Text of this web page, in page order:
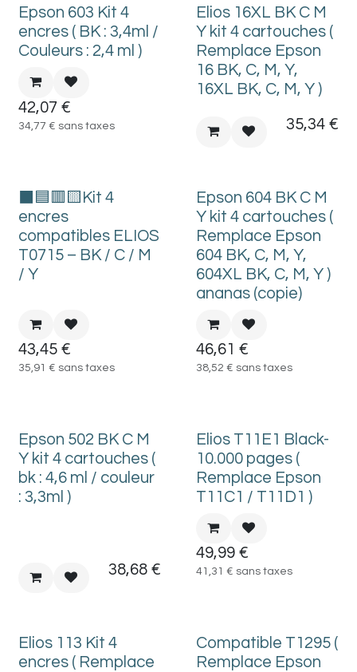
Epson 603 Kit 4
encres ( BK : 3,4ml /
Couleurs : 2,4 ml )
42,07 €
34,77 € sans taxes
Elios 16XL BK C M
Y kit 4 cartouches (
Remplace Epson
16 BK, C, M, Y,
16XL BK, C, M, Y )
35,34€
⬛🟦🟥🟨Kit 4
encres
compatibles ELIOS
T0715 – BK / C / M
/ Y
43,45 €
35,91 € sans taxes
Epson 604 BK C M
Y kit 4 cartouches (
Remplace Epson
604 BK, C, M, Y,
604XL BK, C, M, Y )
ananas (copie)
46,61 €
38,52 € sans taxes
Epson 502 BK C M
Y kit 4 cartouches (
bk : 4,6 ml / couleur
: 3,3ml )
38,68€
Elios T11E1 Black-
10.000 pages (
Remplace Epson
T11C1 / T11D1 )
49,99€
41,31 € sans taxes
Elios 113 Kit 4
encres ( Remplace
Compatible T1295 (
Remplace Epson